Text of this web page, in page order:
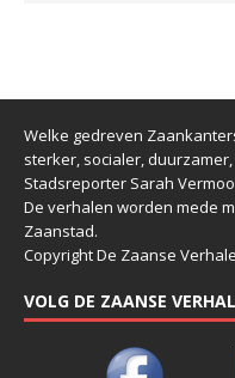
Welke gedreven
sterker, socialer,
Stadsreporter Sarah
De verhalen worden mede
Zaanstad.
Copyright De Zaanse
VOLG DE ZAANSE